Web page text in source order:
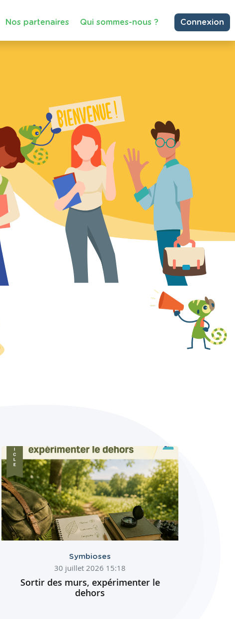
Nos partenaires Qui sommes-nous ? Connexion
Symbioses
30 juillet 2026 15:18
Sortir des murs, expérimenter le
dehors